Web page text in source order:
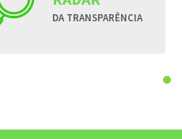
DA TRANSPARÊNCIA